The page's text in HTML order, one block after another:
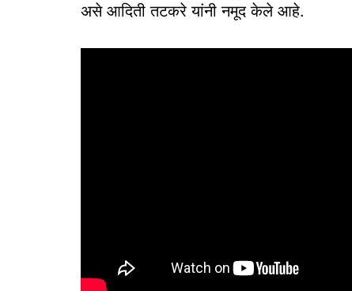
असे आदिती तटकरे यांनी नमूद केले आहे.